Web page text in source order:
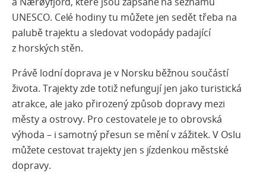
UNESCO. Celé hodiny tu můžete jen sedět třeba na
palubě trajektu a sledovat vodopády padající
z horských stěn.
Právě lodní doprava je v Norsku běžnou součástí
života. Trajekty zde totiž nefungují jen jako turistická
atrakce, ale jako přirozený způsob dopravy mezi
městy a ostrovy. Pro cestovatele je to obrovská
výhoda – i samotný přesun se mění v zážitek. V Oslu
můžete cestovat trajekty jen s jízdenkou městské
dopravy.